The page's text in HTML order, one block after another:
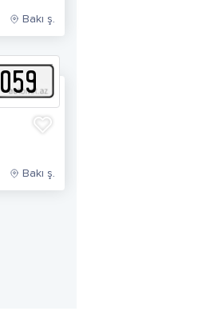
Bakı ş.
059
Bakı ş.